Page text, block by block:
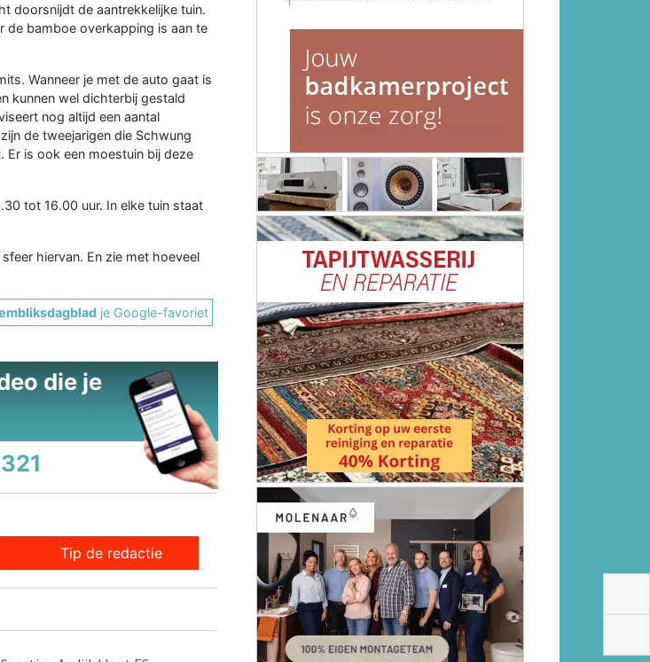
doorsnijdt de aantrekkelijke tuin.
de bamboe overkapping is aan te
Wanneer je met de auto gaat is
kunnen wel dichterbij gestald
nog altijd een aantal
de tweejarigen die Schwung
Er is ook een moestuin bij deze
tot 16.00 uur. In elke tuin staat
hiervan. En zie met hoeveel
je Google-favoriet
die je
Tip de redactie